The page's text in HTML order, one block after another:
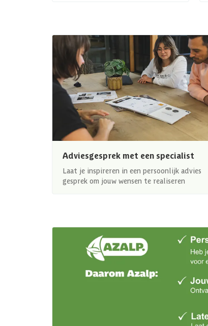
Adviesgesprek met een specialist
Laat je inspireren in een persoonlijk advies
gesprek om jouw wensen te realiseren